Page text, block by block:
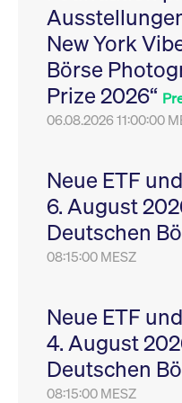
New York
Börse
Prize 2026“
06.08.2026 11:00:00
Neue ETF
6. August
Deutschen
08:15:00 MESZ
Neue ETF
4. August
Deutschen
08:15:00 MESZ
VISITOR_PRIVACY_METADATA